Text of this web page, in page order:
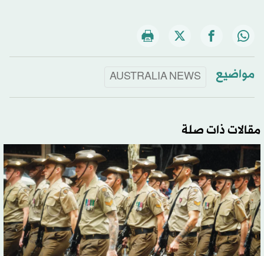
مواضيع AUSTRALIA NEWS
مقالات ذات صلة